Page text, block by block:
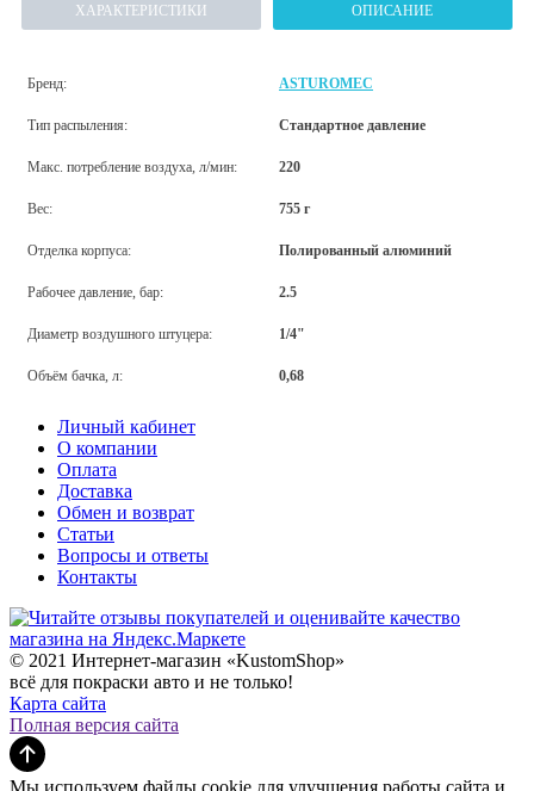
ХАРАКТЕРИСТИКИ ОПИСАНИЕ
Бренд: ASTUROMEC
Тип распыления: Стандартное давление
Макс. потребление воздуха, л/мин: 220
Вес: 755 г
Отделка корпуса: Полированный алюминий
Рабочее давление, бар: 2.5
Диаметр воздушного штуцера: 1/4"
Объём бачка, л: 0,68
Личный кабинет
О компании
Оплата
Доставка
Обмен и возврат
Статьи
Вопросы и ответы
Контакты
© 2021 Интернет-магазин «KustomShop»
всё для покраски авто и не только!
Карта сайта
Полная версия сайта
Мы используем файлы cookie для улучшения работы сайта и